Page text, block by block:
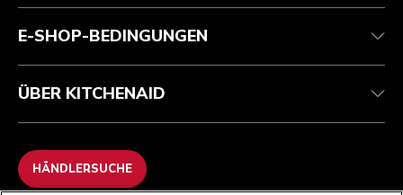
ODR
E-SHOP-BEDINGUNGEN
ÜBER KITCHENAID
HÄNDLERSUCHE